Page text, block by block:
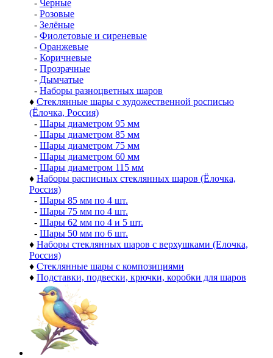
- Черные
- Розовые
- Зелёные
- Фиолетовые и сиреневые
- Оранжевые
- Коричневые
- Прозрачные
- Дымчатые
- Наборы разноцветных шаров
♦ Стеклянные шары с художественной росписью
(Ёлочка, Россия)
- Шары диаметром 95 мм
- Шары диаметром 85 мм
- Шары диаметром 75 мм
- Шары диаметром 60 мм
- Шары диаметром 115 мм
♦ Наборы расписных стеклянных шаров (Ёлочка,
Россия)
- Шары 85 мм по 4 шт.
- Шары 75 мм по 4 шт.
- Шары 62 мм по 4 и 5 шт.
- Шары 50 мм по 6 шт.
♦ Наборы стеклянных шаров с верхушками (Елочка,
Россия)
♦ Стеклянные шары с композициями
♦ Подставки, подвески, крючки, коробки для шаров